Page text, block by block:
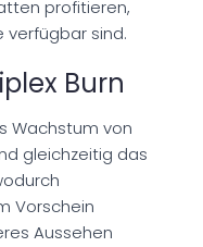
profitieren,
verfügbar sind.
Burn
Wachstum von
gleichzeitig das
Vorschein
Aussehen